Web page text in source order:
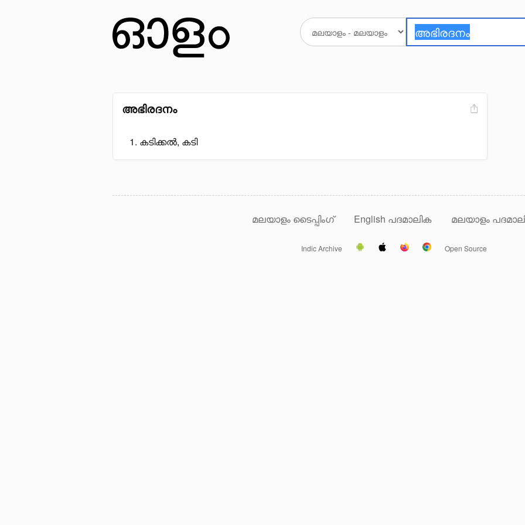
അഭിരദനം
കടിക്കൽ, കടി
മലയാളം ടൈപ്പിംഗ് English പദമാലിക മലയാളം
Indic Archive Open Source